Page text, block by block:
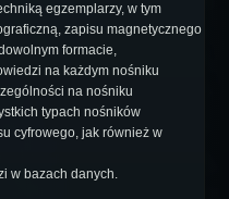
egzemplarzy, w tym
zapisu magnetycznego
formacie,
na każdym nośniku
na nośniku
typach nośników
cyfrowego, jak również w
w bazach danych.